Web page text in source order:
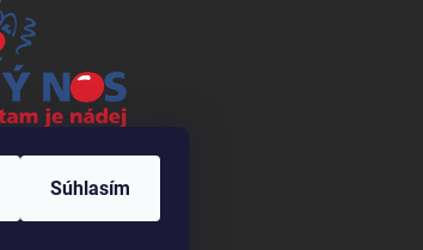
Súhlasím